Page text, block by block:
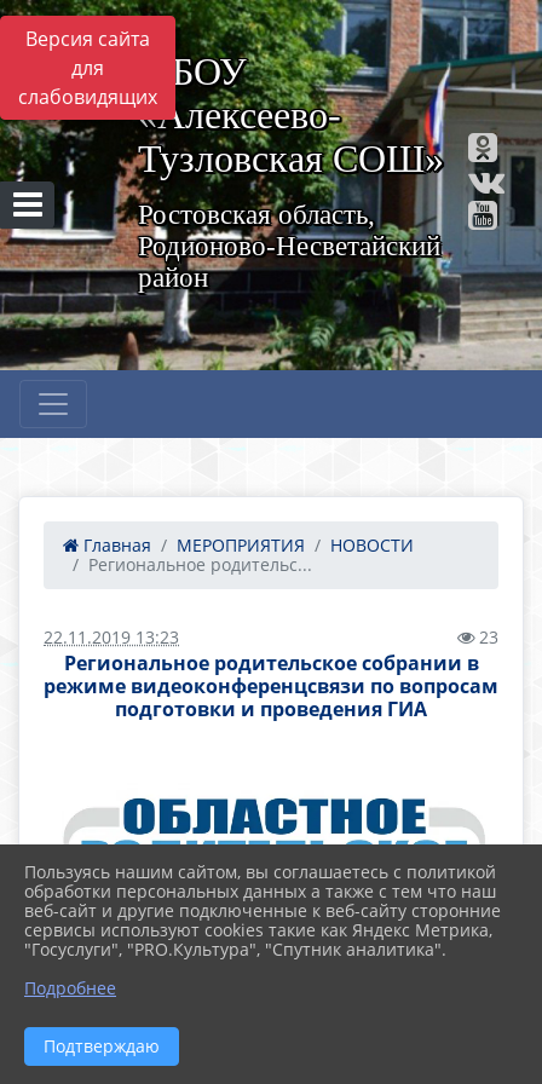
Версия сайта
для
слабовидящих
МБОУ
«Алексеево-
Тузловская СОШ»
Ростовская область,
Родионово-Несветайский
район
Главная МЕРОПРИЯТИЯ
НОВОСТИ
Региональное родительс...
22.11.2019 13:23 23
Региональное родительское собрании в
режиме видеоконференцсвязи по вопросам
подготовки и проведения ГИА
Пользуясь нашим сайтом, вы соглашаетесь с политикой
обработки персональных данных а также с тем что наш
веб-сайт и другие подключенные к веб-сайту сторонние
сервисы используют cookies такие как Яндекс Метрика,
"Госуслуги", "PRO.Культура", "Спутник аналитика".
Подробнее
Подтверждаю